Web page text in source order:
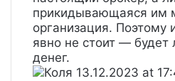
прикидывающаяся им
организация. Поэтому
явно не стоит — будет
денег.
Коля 13.12.2023 at